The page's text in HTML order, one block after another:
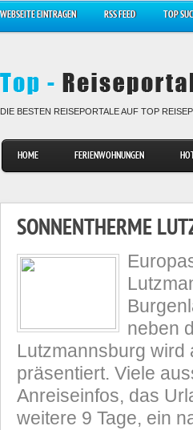
WEBSEITE EINTRAGEN RSS FEED TOP
DIE BESTEN REISEPORTALE AUF TOP
HOME FERIENWOHNUNGEN
SONNENTHERME
neben
Lutzmannsburg wird
präsentiert. Viele
Anreiseinfos, das
weitere 9 Tage, ein